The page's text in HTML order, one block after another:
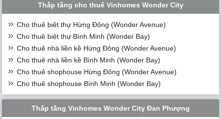
Thấp tầng cho thuê Vinhomes Wonder City
Cho thuê biệt thự Hừng Đông (Wonder Avenue)
Cho thuê biệt thự Bình Minh (Wonder Bay)
Cho thuê nhà liền kề Hừng Đông (Wonder Avenue)
Cho thuê nhà liền kề Bình Minh (Wonder Bay)
Cho thuê shophouse Hừng Đông (Wonder Avenue)
Cho thuê shophouse Bình Minh (Wonder Bay)
Thấp tầng Vinhomes Wonder City Đan Phượng